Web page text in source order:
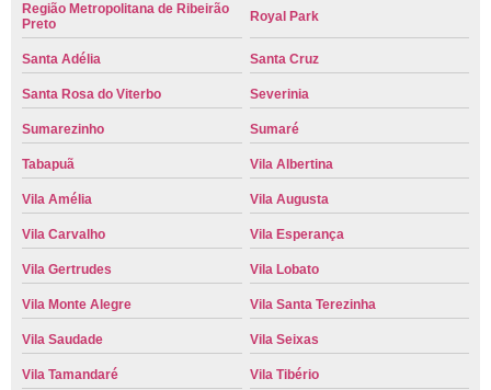
Região Metropolitana de Ribeirão
Preto
Royal Park
Santa Adélia Santa Cruz
Santa Rosa do Viterbo Severinia
Sumarezinho Sumaré
Tabapuã Vila Albertina
Vila Amélia Vila Augusta
Vila Carvalho Vila Esperança
Vila Gertrudes Vila Lobato
Vila Monte Alegre Vila Santa Terezinha
Vila Saudade Vila Seixas
Vila Tamandaré
Vila Tibério